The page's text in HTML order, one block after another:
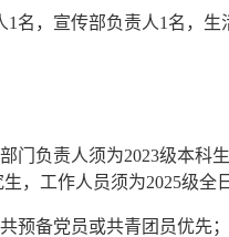
名，宣传部负责人1名，
门负责人须为2023级本科
，工作人员须为2025级全
预备党员或共青团员优先；